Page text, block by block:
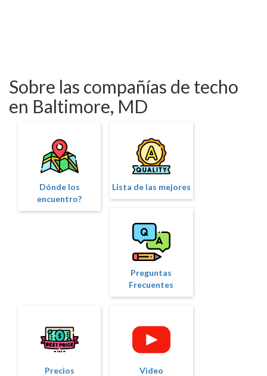
Sobre las compañías de techo
en Baltimore, MD
Dónde los
encuentro?
Lista de las mejores
Preguntas
Frecuentes
Precios Video